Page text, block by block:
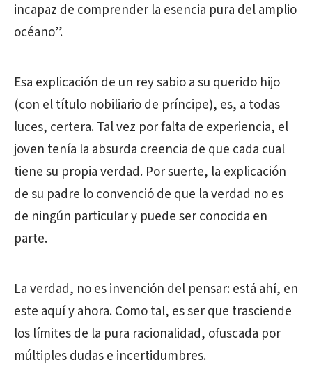
incapaz de comprender la esencia pura del amplio
océano”.
Esa explicación de un rey sabio a su querido hijo
(con el título nobiliario de príncipe), es, a todas
luces, certera. Tal vez por falta de experiencia, el
joven tenía la absurda creencia de que cada cual
tiene su propia verdad. Por suerte, la explicación
de su padre lo convenció de que la verdad no es
de ningún particular y puede ser conocida en
parte.
La verdad, no es invención del pensar: está ahí, en
este aquí y ahora. Como tal, es ser que trasciende
los límites de la pura racionalidad, ofuscada por
múltiples dudas e incertidumbres.